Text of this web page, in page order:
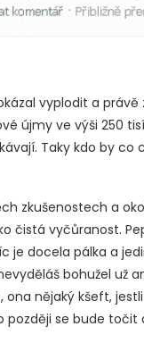
vyplodit a právě
újmy ve výši 250
Taky kdo by
zkušenostech a
čistá vyčůranost.
je docela pálka a
bohužel už
ona nějaký kšeft,
později se bude